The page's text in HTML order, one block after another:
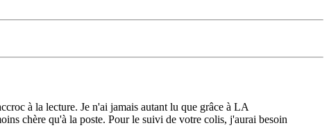
à la lecture. Je n'ai jamais autant lu que grâce à LA
chère qu'à la poste. Pour le suivi de votre colis, j'aurai besoin